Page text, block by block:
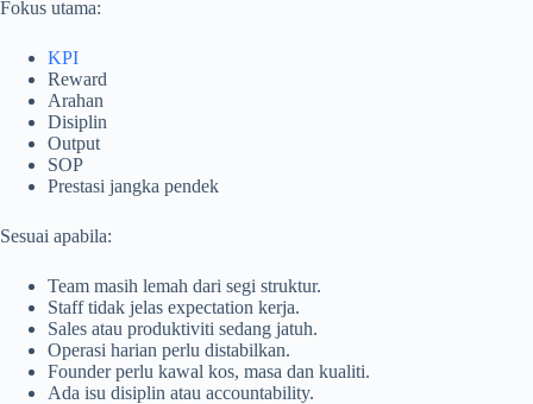
Fokus utama:
KPI
Reward
Arahan
Disiplin
Output
SOP
Prestasi jangka pendek
Sesuai apabila:
Team masih lemah dari segi struktur.
Staff tidak jelas expectation kerja.
Sales atau produktiviti sedang jatuh.
Operasi harian perlu distabilkan.
Founder perlu kawal kos, masa dan kualiti.
Ada isu disiplin atau accountability.